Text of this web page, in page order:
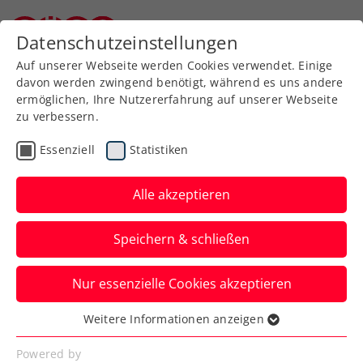
Zurück zur Newsübersicht
ATP
Ofner, Schwärzler, Sorger,
Erler: ÖTV-Herren zeigen
in Kalenderwoche 9 auf
Ein ATP-Challenger-Titel, ein Challenger-
Finale, ein ITF-M25-Sieg: die starke
Ausbeute der letzten Woche.
Verfasst von: Manuel Wachta, 03.03.2026
Datenschutzeinstellungen
Auf unserer Webseite werden Cookies verwendet. Einige
davon werden zwingend benötigt, während es uns andere
ermöglichen, Ihre Nutzererfahrung auf unserer Webseite
zu verbessern.
Essenziell Statistiken
Alle akzeptieren
Speichern & schließen
Nur essenzielle Cookies akzeptieren
Essenziell
Essenzielle Cookies werden für grundlegende
Weitere Informationen anzeigen
Powered by